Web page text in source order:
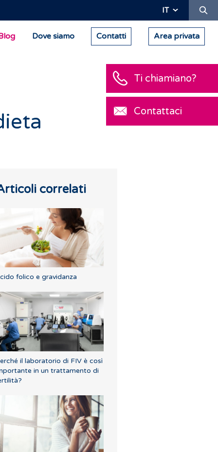
IT
Dove siamo Contatti Area privata
correlati
folico e gravidanza
il laboratorio di FIV è così
in un trattamento di